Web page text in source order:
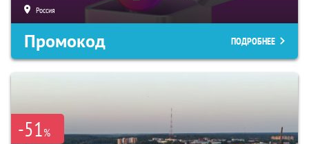
Россия
Промокод ПОДРОБНЕЕ
-51%